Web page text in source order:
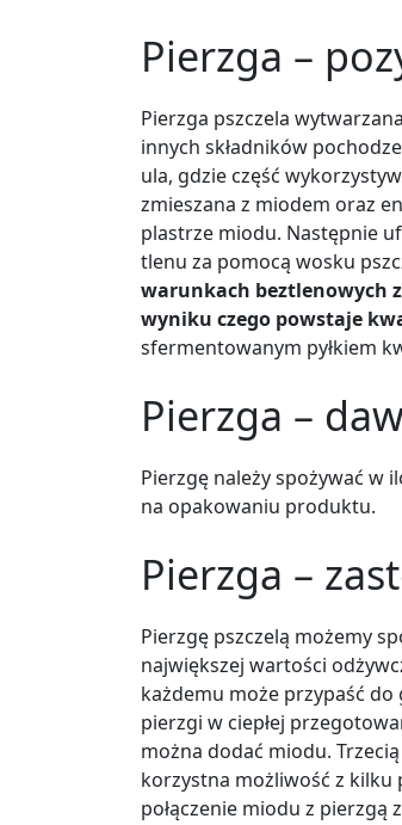
Pierzga –
Pierzga pszczela
innych składników
ula, gdzie część
zmieszana z miodem oraz
plastrze miodu. Następnie
tlenu za pomocą wosku
warunkach beztlenowych
wyniku czego powstaje
sfermentowanym pyłkiem
Pierzga –
Pierzgę należy spożywać w
na opakowaniu produktu.
Pierzga –
Pierzgę pszczelą możemy
największej wartości
każdemu może przypaść
pierzgi w ciepłej
można dodać miodu.
korzystna możliwość z kilku
połączenie miodu z